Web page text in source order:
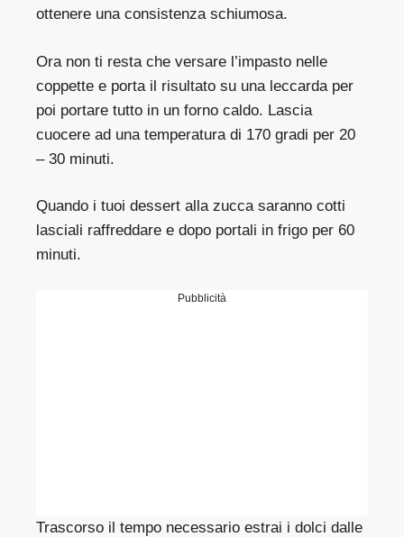
ottenere una consistenza schiumosa.
Ora non ti resta che versare l’impasto nelle
coppette e porta il risultato su una leccarda per
poi portare tutto in un forno caldo. Lascia
cuocere ad una temperatura di 170 gradi per 20
– 30 minuti.
Quando i tuoi dessert alla zucca saranno cotti
lasciali raffreddare e dopo portali in frigo per 60
minuti.
Pubblicità
Trascorso il tempo necessario estrai i dolci dalle